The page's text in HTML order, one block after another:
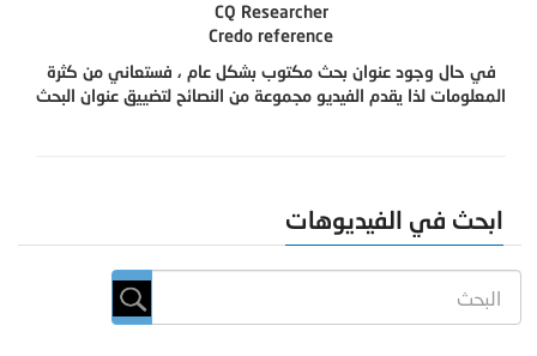
CQ Researcher
Credo reference
في حال وجود عنوان بحث مكتوب بشكل عام ، فستعاني من كثرة
المعلومات لذا يقدم الفيديو مجموعة من النصائح لتضييق عنوان البحث
ابحث في الفيديوهات